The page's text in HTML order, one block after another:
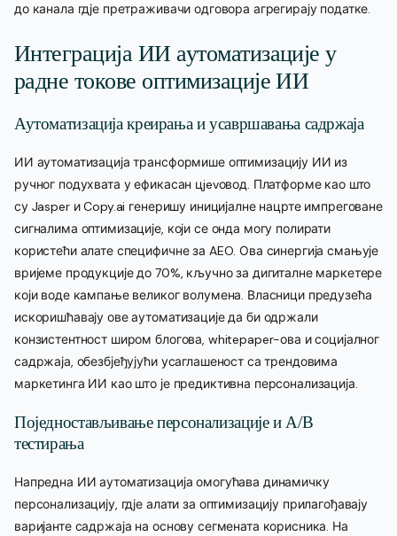
до канала гдје претраживачи одговора агрегирају податке.
Интеграција ИИ аутоматизације у
радне токове оптимизације ИИ
Аутоматизација креирања и усавршавања садржаја
ИИ аутоматизација трансформише оптимизацију ИИ из
ручног подухвата у ефикасан цjevовод. Платформе као што
су Jasper и Copy.ai генеришу иницијалне нацрте импреговане
сигналима оптимизације, који се онда могу полирати
користећи алате специфичне за AEO. Ова синергија смањује
вријеме продукције до 70%, кључно за дигиталне маркетере
који воде кампање великог волумена. Власници предузећа
искоришћавају ове аутоматизације да би одржали
конзистентност широм блогова, whitepaper-ова и социјалног
садржаја, обезбјеђујући усаглашеност са трендовима
маркетинга ИИ као што је предиктивна персонализација.
Поједностављивање персонализације и A/B
тестирања
Напредна ИИ аутоматизација омогућава динамичку
персонализацију, гдје алати за оптимизацију прилагођавају
варијанте садржаја на основу сегмената корисника. На